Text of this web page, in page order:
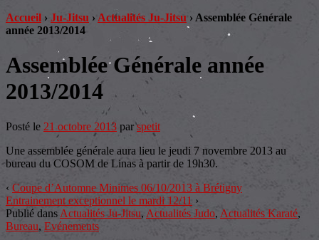
Accueil › Ju-Jitsu › Actualités Ju-Jitsu › Assemblée Générale
année 2013/2014
Assemblée Générale année
2013/2014
Posté le 21 octobre 2013 parspetit
Une assemblée générale aura lieu le jeudi 7 novembre 2013 au
bureau du COSOM de Linas à partir de 19h30.
‹ Coupe d’Automne Minimes 06/10/2013 à Brétigny
Entrainement exceptionnel le mardi 12/11 ›
Publié dans Actualités Ju-Jitsu, Actualités Judo, Actualités Karaté,
Bureau, Evénements